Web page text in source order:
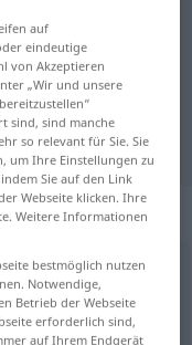
auf
eindeutige
von Akzeptieren
„Wir und unsere
sind, sind manche
so relevant für Sie. Sie
um Ihre Einstellungen zu
Sie auf den Link
Webseite klicken. Ihre
Weitere Informationen
bestmöglich nutzen
Notwendige,
Betrieb der Webseite
erforderlich sind,
auf Ihrem Endgerät